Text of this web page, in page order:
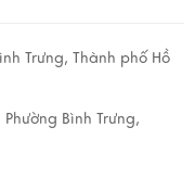
Trưng, Thành phố Hồ
Bình Trưng,